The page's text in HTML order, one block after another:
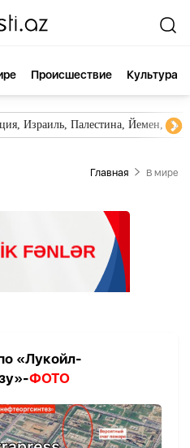
Происшествие Культура
Израиль, Палестина, Йемен,
Главная В мире
«Лукойл-
ФОТО